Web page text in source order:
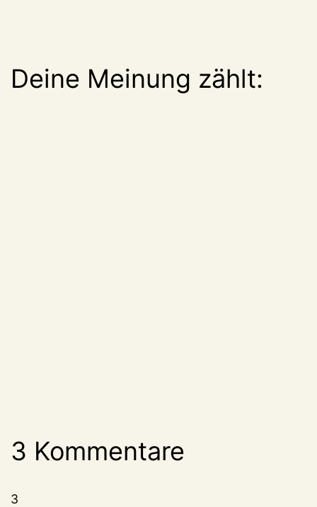
Deine Meinung zählt:
3 Kommentare
3